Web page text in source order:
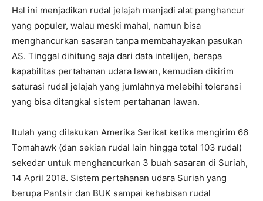
Hal ini menjadikan rudal jelajah menjadi alat penghancur
yang populer, walau meski mahal, namun bisa
menghancurkan sasaran tanpa membahayakan pasukan
AS. Tinggal dihitung saja dari data intelijen, berapa
kapabilitas pertahanan udara lawan, kemudian dikirim
saturasi rudal jelajah yang jumlahnya melebihi toleransi
yang bisa ditangkal sistem pertahanan lawan.
Itulah yang dilakukan Amerika Serikat ketika mengirim 66
Tomahawk (dan sekian rudal lain hingga total 103 rudal)
sekedar untuk menghancurkan 3 buah sasaran di Suriah,
14 April 2018. Sistem pertahanan udara Suriah yang
berupa Pantsir dan BUK sampai kehabisan rudal